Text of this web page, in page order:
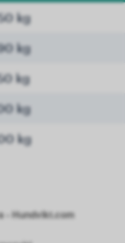
kg
kg
kg
kg
kg